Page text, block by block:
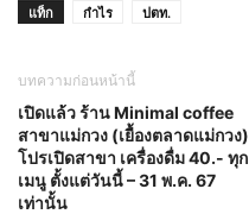
แท็ก กำไร ปตท.
บทความก่อนหน้านี้
เปิดแล้ว ร้าน Minimal coffee
สาขาแม่กวง (เยื้องตลาดแม่กวง)
โปรเปิดสาขา เครื่องดื่ม 40.- ทุก
เมนู ตั้งแต่วันนี้ – 31 พ.ค. 67
เท่านั้น